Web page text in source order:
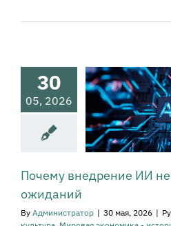
30
05, 2026
культура
экономика -
Нейросети и
проблемы и
управление
управление
Эпохи
Почему внедрение ИИ
ожиданий
By Администратор | 30 мая, 2026 |